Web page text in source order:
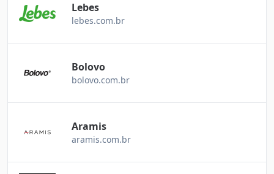
Lebes
lebes.com.br
Bolovo
bolovo.com.br
Aramis
aramis.com.br